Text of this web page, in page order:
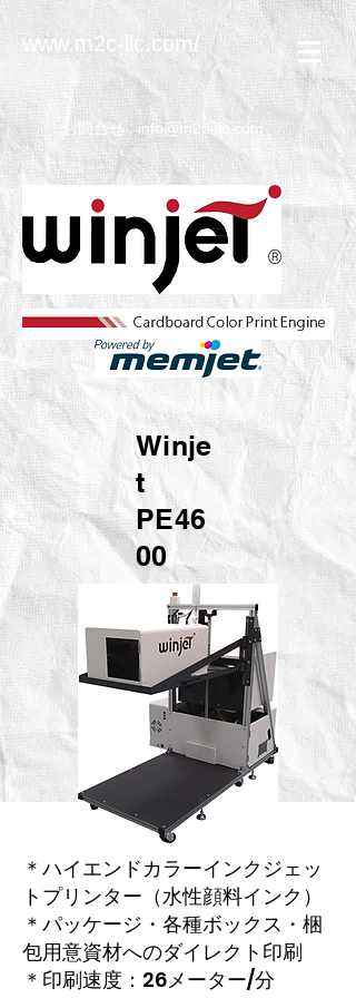
www.m2c-llc.com/
お問合せ :info@m2c-llc.com
Winje
t
PE46
00
＊ハイエンドカラーインクジェッ
トプリンター（水性顔料インク）
​＊パッケージ・各種ボックス・梱
包用意資材へのダイレクト印刷
＊印刷速度：26メーター/分